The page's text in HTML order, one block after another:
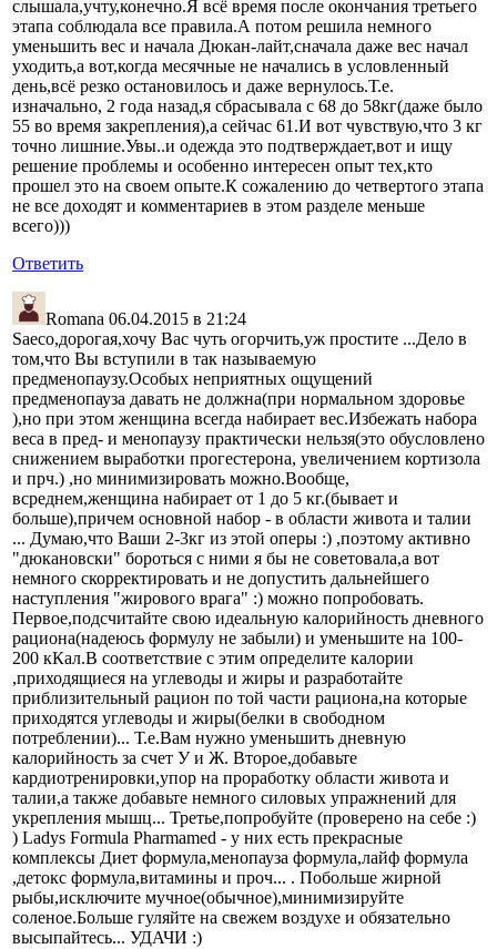
слышала,учту,конечно.Я всё время после окончания третьего
этапа соблюдала все правила.А потом решила немного
уменьшить вес и начала Дюкан-лайт,сначала даже вес начал
уходить,а вот,когда месячные не начались в условленный
день,всё резко остановилось и даже вернулось.Т.е.
изначально, 2 года назад,я сбрасывала с 68 до 58кг(даже было
55 во время закрепления),а сейчас 61.И вот чувствую,что 3 кг
точно лишние.Увы..и одежда это подтверждает,вот и ищу
решение проблемы и особенно интересен опыт тех,кто
прошел это на своем опыте.К сожалению до четвертого этапа
не все доходят и комментариев в этом разделе меньше
всего)))
Ответить
Romana 06.04.2015 в 21:24
Saeco,дорогая,хочу Вас чуть огорчить,уж простите ...Дело в
том,что Вы вступили в так называемую
предменопаузу.Особых неприятных ощущений
предменопауза давать не должна(при нормальном здоровье
),но при этом женщина всегда набирает вес.Избежать набора
веса в пред- и менопаузу практически нельзя(это обусловлено
снижением выработки прогестерона, увеличением кортизола
и прч.) ,но минимизировать можно.Вообще,
всреднем,женщина набирает от 1 до 5 кг.(бывает и
больше),причем основной набор - в области живота и талии
... Думаю,что Ваши 2-3кг из этой оперы :) ,поэтому активно
"дюкановски" бороться с ними я бы не советовала,а вот
немного скорректировать и не допустить дальнейшего
наступления "жирового врага" :) можно попробовать.
Первое,подсчитайте свою идеальную калорийность дневного
рациона(надеюсь формулу не забыли) и уменьшите на 100-
200 кКал.В соответствие с этим определите калории
,приходящиеся на углеводы и жиры и разработайте
приблизительный рацион по той части рациона,на которые
приходятся углеводы и жиры(белки в свободном
потреблении)... Т.е.Вам нужно уменьшить дневную
калорийность за счет У и Ж. Второе,добавьте
кардиотренировки,упор на проработку области живота и
талии,а также добавьте немного силовых упражнений для
укрепления мышц... Третье,попробуйте (проверено на себе :)
) Ladys Formula Pharmamed - у них есть прекрасные
комплексы Диет формула,менопауза формула,лайф формула
,детокс формула,витамины и проч... . Побольше жирной
рыбы,исключите мучное(обычное),минимизируйте
соленое.Больше гуляйте на свежем воздухе и обязательно
высыпайтесь... УДАЧИ :)